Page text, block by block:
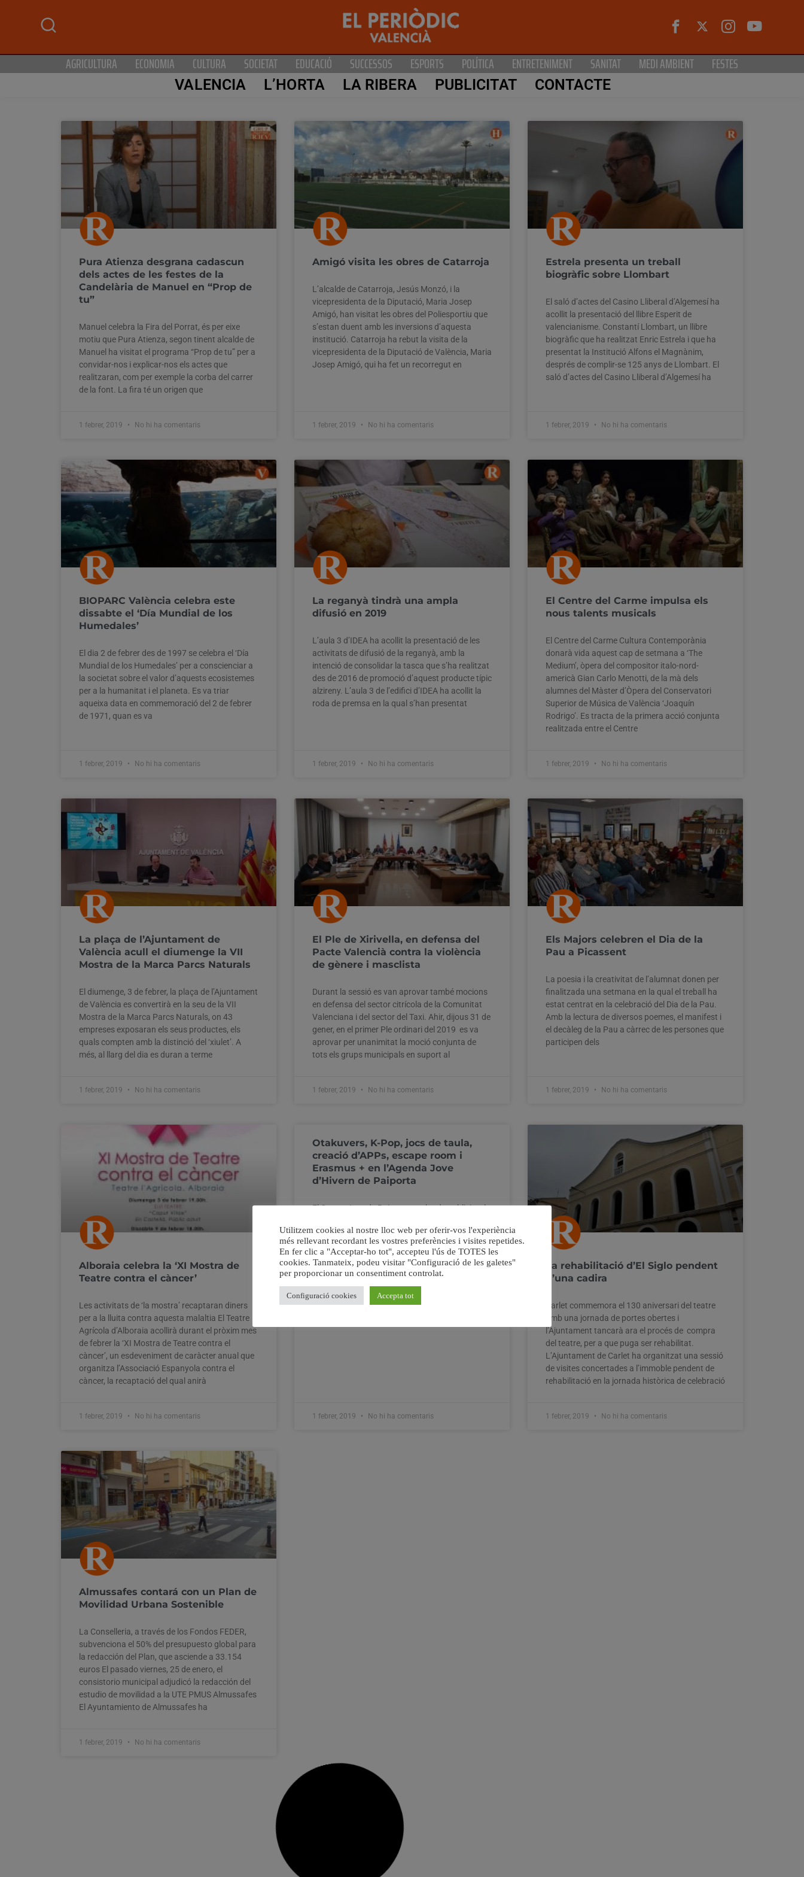
AGRICULTURA ECONOMIA CULTURA SOCIETAT EDUCACIÓ SUCCESSOS ESPORTS POLÍTICA ENTRETENIMENT SANITAT MEDI AMBIENT FESTES
VALENCIA L’HORTA LA RIBERA PUBLICITAT CONTACTE
Pura Atienza desgrana cadascun
dels actes de les festes de la
Candelària de Manuel en “Prop de
tu”
Manuel celebra la Fira del Porrat, és per eixe
motiu que Pura Atienza, segon tinent alcalde de
Manuel ha visitat el programa “Prop de tu” per a
convidar-nos i explicar-nos els actes que
realitzaran, com per exemple la corba del carrer
de la font. La fira té un origen que
1 febrer, 2019 No hi ha comentaris
Amigó visita les obres de Catarroja
L’alcalde de Catarroja, Jesús Monzó, i la
vicepresidenta de la Diputació, Maria Josep
Amigó, han visitat les obres del Poliesportiu que
s’estan duent amb les inversions d’aquesta
institució. Catarroja ha rebut la visita de la
vicepresidenta de la Diputació de València, Maria
Josep Amigó, qui ha fet un recorregut en
1 febrer, 2019 No hi ha comentaris
Estrela presenta un treball
biogràfic sobre Llombart
El saló d’actes del Casino Lliberal d’Algemesí ha
acollit la presentació del llibre Esperit de
valencianisme. Constantí Llombart, un llibre
biogràfic que ha realitzat Enric Estrela i que ha
presentat la Institució Alfons el Magnànim,
després de complir-se 125 anys de Llombart. El
saló d’actes del Casino Lliberal d’Algemesí ha
1 febrer, 2019 No hi ha comentaris
BIOPARC València celebra este
dissabte el ‘Día Mundial de los
Humedales’
El dia 2 de febrer des de 1997 se celebra el ‘Día
Mundial de los Humedales’ per a conscienciar a
la societat sobre el valor d’aquests ecosistemes
per a la humanitat i el planeta. Es va triar
aqueixa data en commemoració del 2 de febrer
de 1971, quan es va
1 febrer, 2019 No hi ha comentaris
La reganyà tindrà una ampla
difusió en 2019
L’aula 3 d’IDEA ha acollit la presentació de les
activitats de difusió de la reganyà, amb la
intenció de consolidar la tasca que s’ha realitzat
des de 2016 de promoció d’aquest producte típic
alzireny. L’aula 3 de l’edifici d’IDEA ha acollit la
roda de premsa en la qual s’han presentat
1 febrer, 2019 No hi ha comentaris
El Centre del Carme impulsa els
nous talents musicals
El Centre del Carme Cultura Contemporània
donarà vida aquest cap de setmana a ‘The
Medium’, òpera del compositor italo-nord-
americà Gian Carlo Menotti, de la mà dels
alumnes del Màster d’Òpera del Conservatori
Superior de Música de València ‘Joaquín
Rodrigo’. Es tracta de la primera acció conjunta
realitzada entre el Centre
1 febrer, 2019 No hi ha comentaris
La plaça de l’Ajuntament de
València acull el diumenge la VII
Mostra de la Marca Parcs Naturals
El diumenge, 3 de febrer, la plaça de l’Ajuntament
de València es convertirà en la seu de la VII
Mostra de la Marca Parcs Naturals, on 43
empreses exposaran els seus productes, els
quals compten amb la distinció del ‘xiulet’. A
més, al llarg del dia es duran a terme
1 febrer, 2019 No hi ha comentaris
El Ple de Xirivella, en defensa del
Pacte Valencià contra la violència
de gènere i masclista
Durant la sessió es van aprovar també mocions
en defensa del sector citrícola de la Comunitat
Valenciana i del sector del Taxi. Ahir, dijous 31 de
gener, en el primer Ple ordinari del 2019 es va
aprovar per unanimitat la moció conjunta de
tots els grups municipals en suport al
1 febrer, 2019 No hi ha comentaris
Els Majors celebren el Dia de la
Pau a Picassent
La poesia i la creativitat de l’alumnat donen per
finalitzada una setmana en la qual el treball ha
estat centrat en la celebració del Dia de la Pau.
Amb la lectura de diversos poemes, el manifest i
el decàleg de la Pau a càrrec de les persones que
participen dels
1 febrer, 2019 No hi ha comentaris
Alboraia celebra la ‘XI Mostra de
Teatre contra el càncer’
Les activitats de ‘la mostra’ recaptaran diners
per a la lluita contra aquesta malaltia El Teatre
Agrícola d’Alboraia acollirà durant el pròxim mes
de febrer la ‘XI Mostra de Teatre contra el
càncer’, un esdeveniment de caràcter anual que
organitza l’Associació Espanyola contra el
càncer, la recaptació del qual anirà
1 febrer, 2019 No hi ha comentaris
Otakuvers, K-Pop, jocs de taula,
creació d’APPs, escape room i
Erasmus + en l’Agenda Jove
d’Hivern de Paiporta
El Centre Jove de Paiporta acaba de publicitar la
temporada, la denominada Agenda Jove
d’Hivern. Des del 28 de gener, la joventut del
poble es pot apuntar de manera gratuïta al grup
d’Otakuvers, al taller de ball K-Pop, al de creació
1 febrer, 2019 No hi ha comentaris
La rehabilitació d’El Siglo pendent
d’una cadira
Carlet commemora el 130 aniversari del teatre
amb una jornada de portes obertes i
l’Ajuntament tancarà ara el procés de compra
del teatre, per a que puga ser rehabilitat.
L’Ajuntament de Carlet ha organitzat una sessió
de visites concertades a l’immoble pendent de
rehabilitació en la jornada històrica de celebració
1 febrer, 2019 No hi ha comentaris
Almussafes contará con un Plan de
Movilidad Urbana Sostenible
La Conselleria, a través de los Fondos FEDER,
subvenciona el 50% del presupuesto global para
la redacción del Plan, que asciende a 33.154
euros El pasado viernes, 25 de enero, el
consistorio municipal adjudicó la redacción del
estudio de movilidad a la UTE PMUS Almussafes
El Ayuntamiento de Almussafes ha
1 febrer, 2019 No hi ha comentaris
Utilitzem cookies al nostre lloc web per oferir-vos l'experiència
més rellevant recordant les vostres preferències i visites repetides.
En fer clic a "Acceptar-ho tot", accepteu l'ús de TOTES les
cookies. Tanmateix, podeu visitar "Configuració de les galetes"
per proporcionar un consentiment controlat.
Configuració cookies Accepta tot